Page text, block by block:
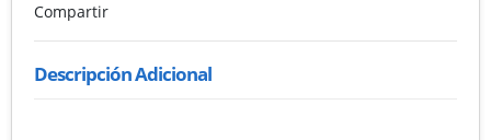
Compartir
Descripción Adicional